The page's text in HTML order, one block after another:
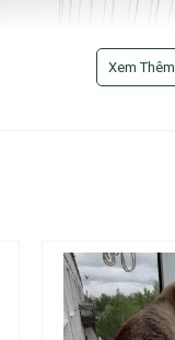
Xem Thêm